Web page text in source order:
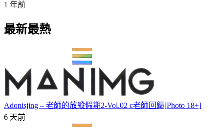
1 年前
最新最熱
Adonisjing – 老師的放縱假期2-Vol.02 c老師回歸[Photo 18+]
6 天前